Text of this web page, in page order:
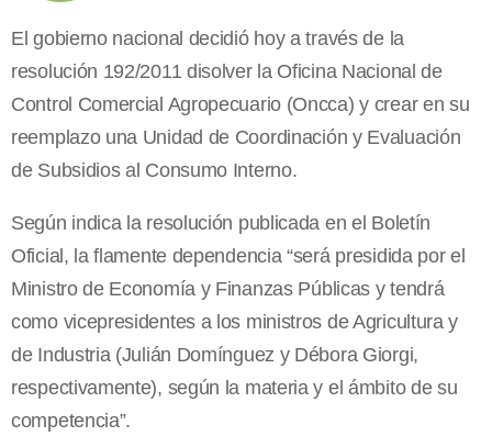
El gobierno nacional decidió hoy a través de la
resolución 192/2011 disolver la Oficina Nacional de
Control Comercial Agropecuario (Oncca) y crear en su
reemplazo una Unidad de Coordinación y Evaluación
de Subsidios al Consumo Interno.
Según indica la resolución publicada en el Boletín
Oficial, la flamente dependencia “será presidida por el
Ministro de Economía y Finanzas Públicas y tendrá
como vicepresidentes a los ministros de Agricultura y
de Industria (Julián Domínguez y Débora Giorgi,
respectivamente), según la materia y el ámbito de su
competencia”.